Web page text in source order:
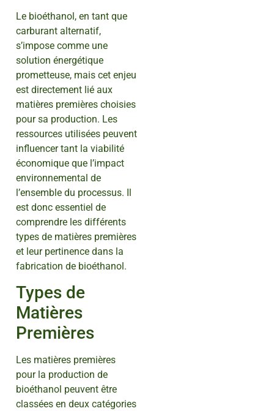
Le bioéthanol, en tant que
carburant alternatif,
s’impose comme une
solution énergétique
prometteuse, mais cet enjeu
est directement lié aux
matières premières choisies
pour sa production. Les
ressources utilisées peuvent
influencer tant la viabilité
économique que l’impact
environnemental de
l’ensemble du processus. Il
est donc essentiel de
comprendre les différents
types de matières premières
et leur pertinence dans la
fabrication de bioéthanol.
Types de
Matières
Premières
Les matières premières
pour la production de
bioéthanol peuvent être
classées en deux catégories